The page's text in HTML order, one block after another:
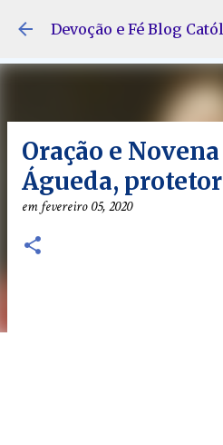
Pular para o
Devoção e Fé Blog
Oração e
Águeda,
emfevereiro 05, 2020